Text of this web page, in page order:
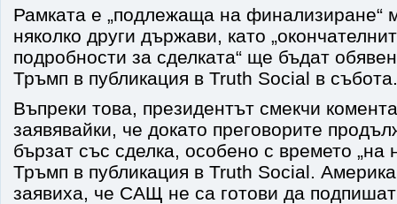
Рамката е „подлежаща на
няколко други държави, като
подробности за сделката“ ще бъдат
Тръмп в публикация в Truth Social в събота.
Въпреки това, президентът смекчи
заявявайки, че докато преговорите
бързат със сделка, особено с времето „на
Тръмп в публикация в Truth Social.
заявиха, че САЩ не са готови да